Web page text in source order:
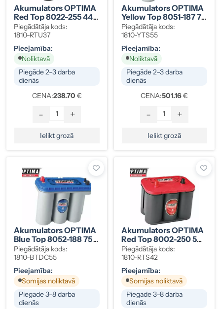
Akumulators OPTIMA
Red Top 8022-255 44
Ah
Piegādātāja kods:
1810-RTU37
Pieejamība:
Noliktavā
Piegāde 2–3 darba
dienās
CENA:238.70 €
- +
Ielikt grozā
Akumulators OPTIMA
Yellow Top 8051-187 75
Ah
Piegādātāja kods:
1810-YTS55
Pieejamība:
Noliktavā
Piegāde 2–3 darba
dienās
CENA:501.16€
- +
Ielikt grozā
Akumulators OPTIMA
Blue Top 8052-188 75
Ah
Piegādātāja kods:
1810-BTDC55
Pieejamība:
Somijas noliktavā
Piegāde 3–8 darba
dienās
Akumulators OPTIMA
Red Top 8002-250 50
Ah
Piegādātāja kods:
1810-RTS42
Pieejamība:
Somijas noliktavā
Piegāde 3–8 darba
dienās